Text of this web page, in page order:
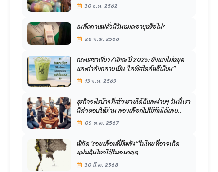
30 ธ.ค. 2562
เมล็ดกาแฟคั่วมีวันหมดอายุหรือไม่?
28 ก.พ. 2568
กระแสชาเขียว / มัทฉะ ปี 2026: ยังแรงไม่หยุด
และกำลังกลายเป็น “ไลฟ์สไตล์พรีเมียม”
13 ก.ค. 2569
ธุรกิจอะไรบ้าง ที่สร้างรายได้ดีและง่ายๆ วันนี้ เรา
มีคำตอบให้ท่าน ลองเลือกไปใช้ก้นได้เลย
ลงทุนต่ำ กำไรสูง
09 ต.ค. 2567
พิกัด “รอยเลื่อนที่มีพลัง” ในไทย ที่อาจเกิด
แผ่นดินไหวได้ในอนาคต
30 มี.ค. 2568